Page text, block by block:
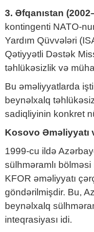
3. Əfqanıstan
kontingenti NATO-
Yardım Qüvvələri
Qətiyyətli Dəstək
təhlükəsizlik və
Bu əməliyyatlarda
beynəlxalq
sadiqliyinin konkret
Kosovo Əməliyyatı
1999-cu ildə
sülhməramlı
KFOR əməliyyatı
göndərilmişdir. Bu,
beynəlxalq
inteqrasiyası idi.